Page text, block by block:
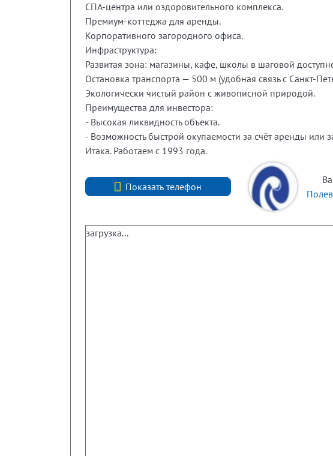
СПА-центра или оздоровительного комплекса.
Премиум-коттеджа для аренды.
Корпоративного загородного офиса.
Инфраструктура:
Развитая зона: магазины, кафе, школы в шаговой
Остановка транспорта — 500 м (удобная связь с Санкт-
Экологически чистый район с живописной природой.
Преимущества для инвестора:
- Высокая ликвидность объекта.
- Возможность быстрой окупаемости за счёт аренды или
Итака. Работаем с 1993 года.
Показать телефон
+7 (812) 740-70-40
загрузка...